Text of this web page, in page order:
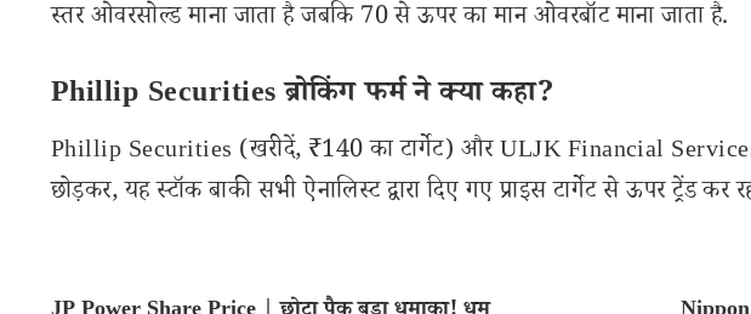
स्तर ओवरसोल्ड माना जाता है जबकि 70 से ऊपर का मान ओवरबॉट माना जाता है.
Phillip Securities ब्रोकिंग फर्म ने क्या कहा?
Phillip Securities (खरीदें, ₹140 का टार्गेट) और ULJK Financial Services
छोड़कर, यह स्टॉक बाकी सभी ऐनालिस्ट द्वारा दिए गए प्राइस टार्गेट से ऊपर ट्रेंड कर